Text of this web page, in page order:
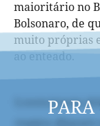
maioritário no
Bolsonaro, de
muito próprias
ao enteado.